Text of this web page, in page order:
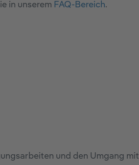
in unserem FAQ-Bereich.
und den Umgang mit